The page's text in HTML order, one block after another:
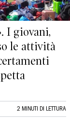
I giovani,
le attività
2 MINUTI DI LETTURA